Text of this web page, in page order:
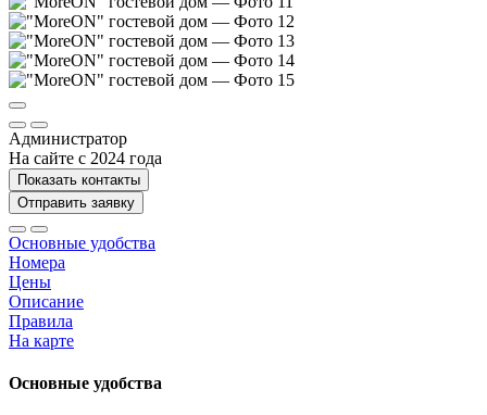
Администратор
На сайте с 2024 года
Показать контакты
Отправить заявку
Основные удобства
Номера
Цены
Описание
Правила
На карте
Основные удобства